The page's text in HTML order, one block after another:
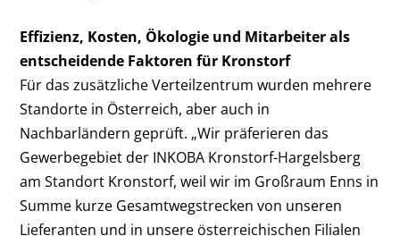
Effizienz, Kosten, Ökologie und Mitarbeiter als
entscheidende Faktoren für Kronstorf
Für das zusätzliche Verteilzentrum wurden mehrere
Standorte in Österreich, aber auch in
Nachbarländern geprüft. „Wir präferieren das
Gewerbegebiet der INKOBA Kronstorf-Hargelsberg
am Standort Kronstorf, weil wir im Großraum Enns in
Summe kurze Gesamtwegstrecken von unseren
Lieferanten und in unsere österreichischen Filialen